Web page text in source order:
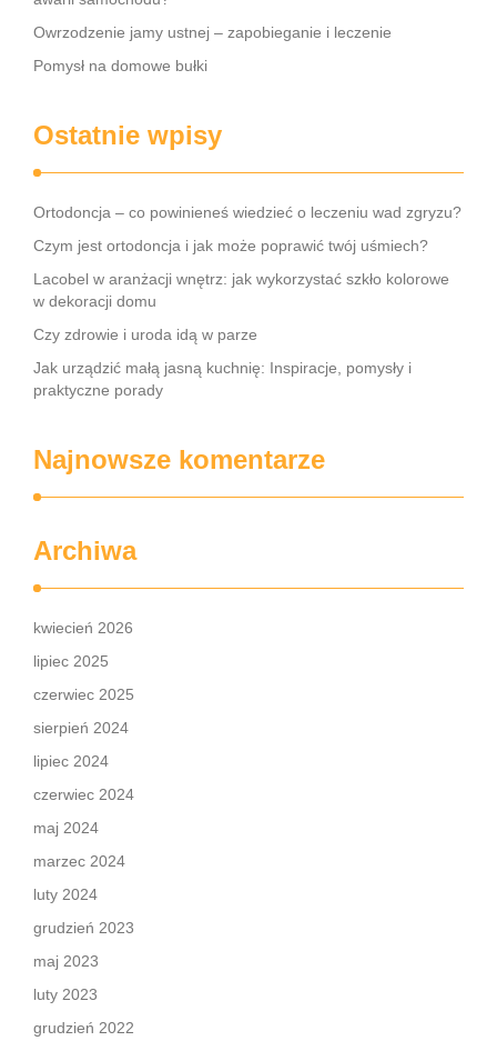
Owrzodzenie jamy ustnej – zapobieganie i leczenie
Pomysł na domowe bułki
Ostatnie wpisy
Ortodoncja – co powinieneś wiedzieć o leczeniu wad zgryzu?
Czym jest ortodoncja i jak może poprawić twój uśmiech?
Lacobel w aranżacji wnętrz: jak wykorzystać szkło kolorowe
w dekoracji domu
Czy zdrowie i uroda idą w parze
Jak urządzić małą jasną kuchnię: Inspiracje, pomysły i
praktyczne porady
Najnowsze komentarze
Archiwa
kwiecień 2026
lipiec 2025
czerwiec 2025
sierpień 2024
lipiec 2024
czerwiec 2024
maj 2024
marzec 2024
luty 2024
grudzień 2023
maj 2023
luty 2023
grudzień 2022